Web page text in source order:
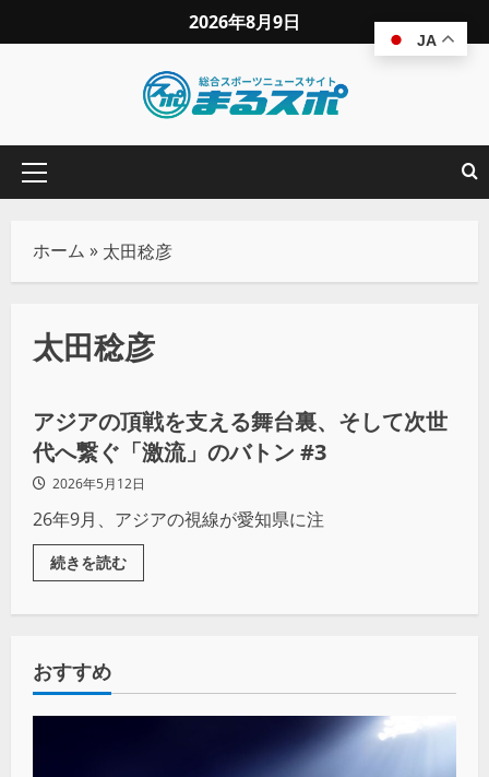
2026年8月9日
ホーム » 太田稔彦
太田稔彦
スペシャリスト
アジアの頂戦を支える舞台裏、そして次世
代へ繋ぐ「激流」のバトン #3
2026年5月12日
26年9月、アジアの視線が愛知県に注
続きを読む
おすすめ
JA